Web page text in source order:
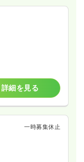
詳細を見る
一時募集休止